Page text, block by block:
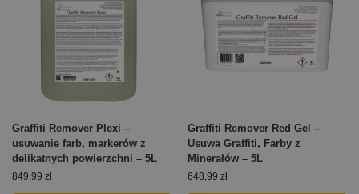
Graffiti Remover Plexi –
usuwanie farb, markerów z
delikatnych powierzchni – 5L
849,99 zł
Graffiti Remover Red Gel –
Usuwa Graffiti, Farby z
Minerałów – 5L
648,99 zł